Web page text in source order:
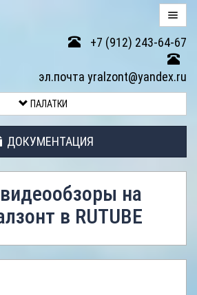
+7 (912) 243-64-67
эл.почта yralzont@yandex.ru
ПАЛАТКИ
ДОКУМЕНТАЦИЯ
на
в RUTUBE